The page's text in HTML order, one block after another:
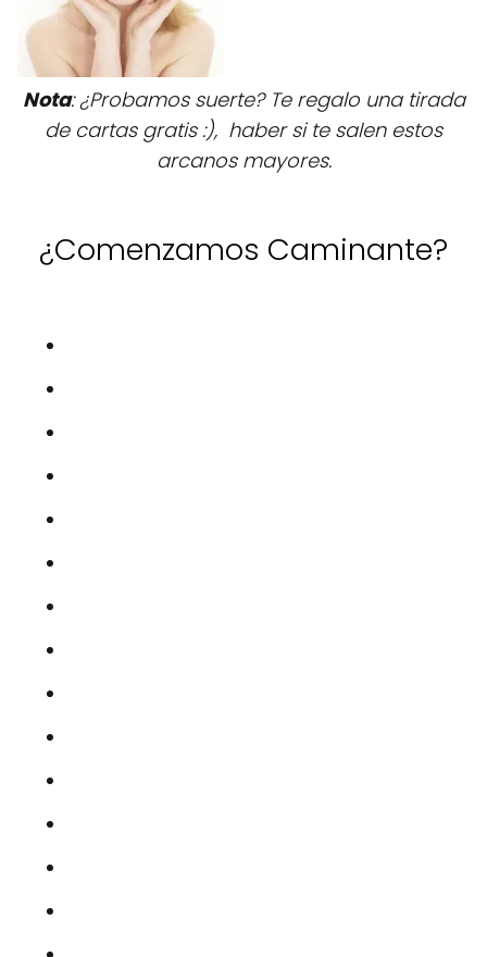
Nota: ¿Probamos suerte? Te regalo una tirada
de cartas gratis :), haber si te salen estos
arcanos mayores.
¿Comenzamos Caminante?